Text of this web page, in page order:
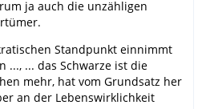
ja auch die unzähligen
Standpunkt einnimmt
..., ... das Schwarze ist die
mehr, hat vom Grundsatz her
an der Lebenswirklichkeit